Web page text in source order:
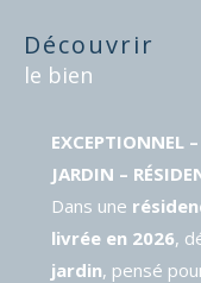
découvrir
le bien
EXCEPTIONNEL
JARDIN –
Dans une
livrée en 2026,
jardin, pensé